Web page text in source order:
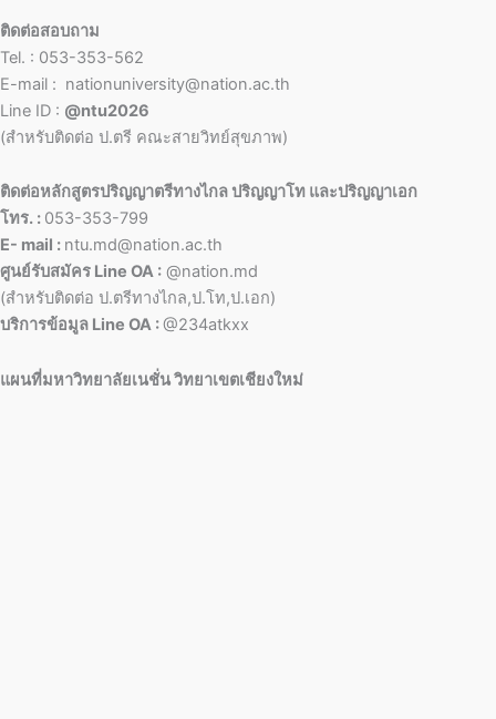
ติดต่อสอบถาม
Tel. : 053-353-562
E-mail : nationuniversity@nation.ac.th
Line ID : @ntu2026
(สำหรับติดต่อ ป.ตรี คณะสายวิทย์สุขภาพ)
ติดต่อหลักสูตรปริญญาตรีทางไกล ปริญญาโท และปริญญาเอก
โทร. : 053-353-799
E- mail : ntu.md@nation.ac.th
ศูนย์รับสมัคร Line OA : @nation.md
(สำหรับติดต่อ ป.ตรีทางไกล,ป.โท,ป.เอก)
บริการข้อมูล Line OA :@234atkxx
แผนที่มหาวิทยาลัยเนชั่น วิทยาเขตเชียงใหม่